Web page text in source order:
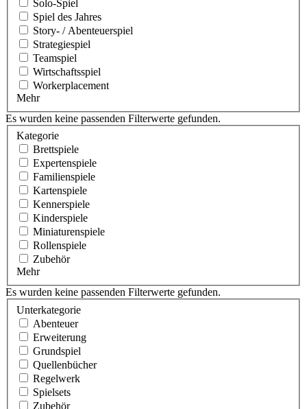
Solo-Spiel
Spiel des Jahres
Story- / Abenteuerspiel
Strategiespiel
Teamspiel
Wirtschaftsspiel
Workerplacement
Mehr
Es wurden keine passenden Filterwerte gefunden.
Kategorie
Brettspiele
Expertenspiele
Familienspiele
Kartenspiele
Kennerspiele
Kinderspiele
Miniaturenspiele
Rollenspiele
Zubehör
Mehr
Es wurden keine passenden Filterwerte gefunden.
Unterkategorie
Abenteuer
Erweiterung
Grundspiel
Quellenbücher
Regelwerk
Spielsets
Zubehör